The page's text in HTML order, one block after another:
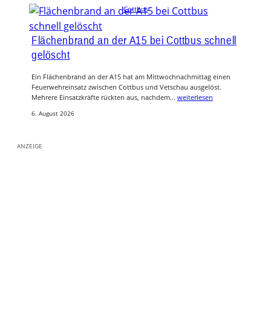
Cottbus
Flächenbrand an der A15 bei Cottbus schnell
gelöscht
Ein Flächenbrand an der A15 hat am Mittwochnachmittag einen
Feuerwehreinsatz zwischen Cottbus und Vetschau ausgelöst.
Mehrere Einsatzkräfte rückten aus, nachdem… weiterlesen
6. August 2026